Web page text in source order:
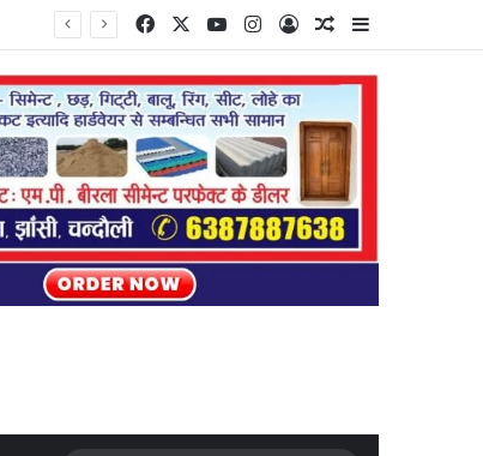
FacebookYouTubeInstagram
Log InRandom Article
Sidebar